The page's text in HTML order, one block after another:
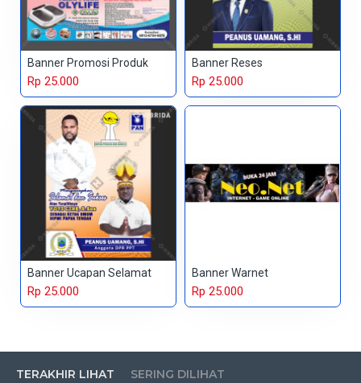
Banner Promosi Produk
Rp 25.000
Banner Reses
Rp 25.000
Banner Ucapan Selamat
Rp 25.000
Banner Warnet
Rp 25.000
TERAKHIR LIHAT SERING DILIHAT